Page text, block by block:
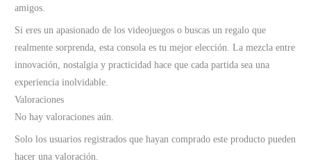
amigos.
Si eres un apasionado de los videojuegos o buscas un regalo que
realmente sorprenda, esta consola es tu mejor elección. La mezcla entre
innovación, nostalgia y practicidad hace que cada partida sea una
experiencia inolvidable.
Valoraciones
No hay valoraciones aún.
Solo los usuarios registrados que hayan comprado este producto pueden
hacer una valoración.